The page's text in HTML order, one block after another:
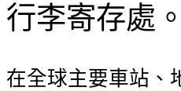
行李寄存處。
在全球主要車站、